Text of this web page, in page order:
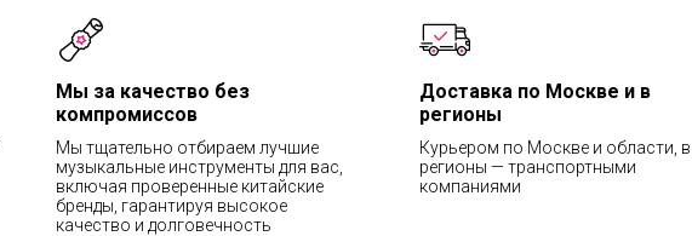
Мы за качество без
компромиссов
Мы тщательно отбираем лучшие
музыкальные инструменты для вас,
включая проверенные китайские
бренды, гарантируя высокое
качество и долговечность
Доставка по Москве и в
регионы
Курьером по Москве и области, в
регионы — транспортными
компаниями